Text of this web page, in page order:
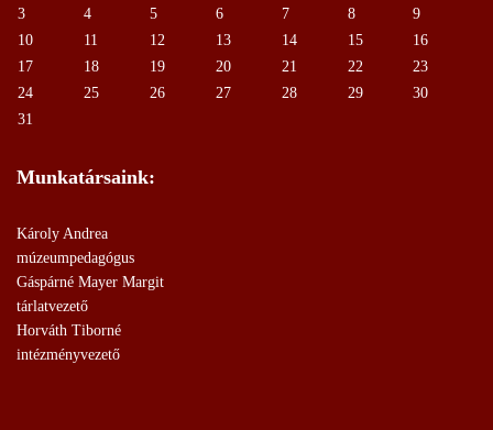
3
4 5 6 7 8
9
10
11 12 13 14 15
16
17
18 19 20 21 22
23
24
25 26 27 28 29
30
31
Munkatársaink:
Károly Andrea
múzeumpedagógus
Gáspárné Mayer Margit
tárlatvezető
Horváth Tiborné
intézményvezető